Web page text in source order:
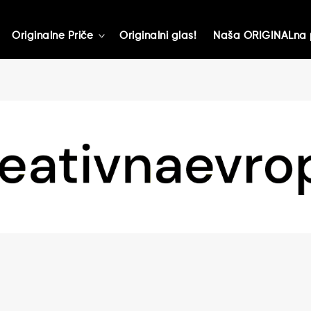
Originalne Priče toggle
Originalni glas! Naša